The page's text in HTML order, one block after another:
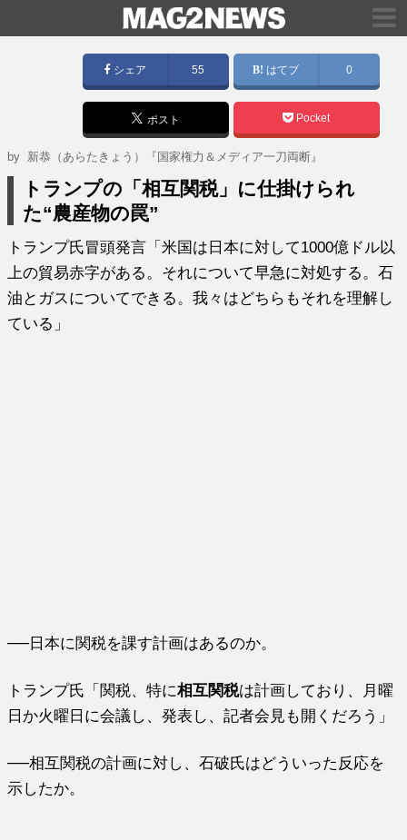
シェア 55 はてブ 0
ポスト Pocket
by 新恭（あらたきょう）『国家権力＆メディア一刀両断』
トランプの「相互関税」に仕掛けられ
た“農産物の罠”
トランプ氏冒頭発言「米国は日本に対して1000億ドル以
上の貿易赤字がある。それについて早急に対処する。石
油とガスについてできる。我々はどちらもそれを理解し
ている」
──日本に関税を課す計画はあるのか。
トランプ氏「関税、特に相互関税は計画しており、月曜
日か火曜日に会議し、発表し、記者会見も開くだろう」
──相互関税の計画に対し、石破氏はどういった反応を
示したか。